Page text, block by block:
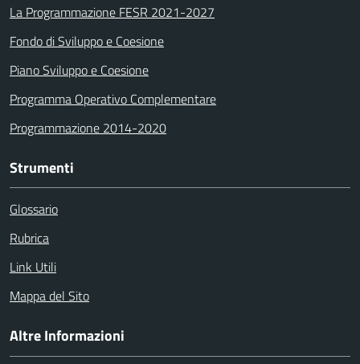
La Programmazione FESR 2021-2027
Fondo di Sviluppo e Coesione
Piano Sviluppo e Coesione
Programma Operativo Complementare
Programmazione 2014-2020
Strumenti
Glossario
Rubrica
Link Utili
Mappa del Sito
Altre Informazioni